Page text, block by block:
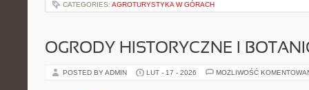
CATEGORIES: AGROTURYSTYKA W GÓRACH
OGRODY HISTORYCZNE I
POSTED BY ADMIN LUT - 17 - 2026 MOŻLIWOŚĆ